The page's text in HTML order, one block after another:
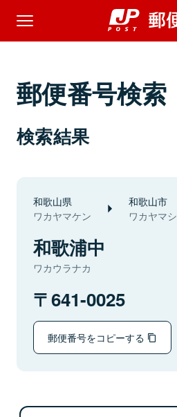
郵便番号検索
検索結果
和歌山県
ワカヤマケン
和歌山市
ワカヤマシ
和歌浦中
ワカウラナカ
641-0025
郵便番号をコピーする